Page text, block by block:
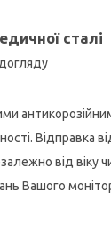
сталі
Відправка
від віку чи
Вашого